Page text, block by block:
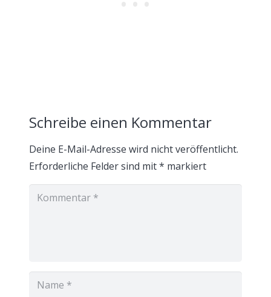
Schreibe einen Kommentar
Deine E-Mail-Adresse wird nicht veröffentlicht.
Erforderliche Felder sind mit* markiert